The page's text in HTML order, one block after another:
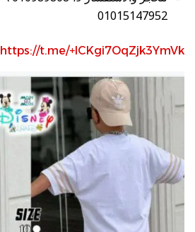
01015147952
https://t.me/+lCKgi7OqZjk3YmVk